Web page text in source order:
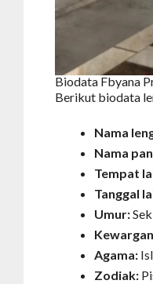
Biodata Fbyana
Berikut biodata
Nama
Nama
Tempat
Tanggal
Umur:
Agama:
Zodiak: